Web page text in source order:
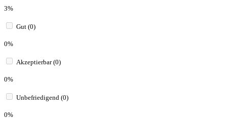
3%
Gut (0)
0%
Akzeptierbar (0)
0%
Unbefriedigend (0)
0%